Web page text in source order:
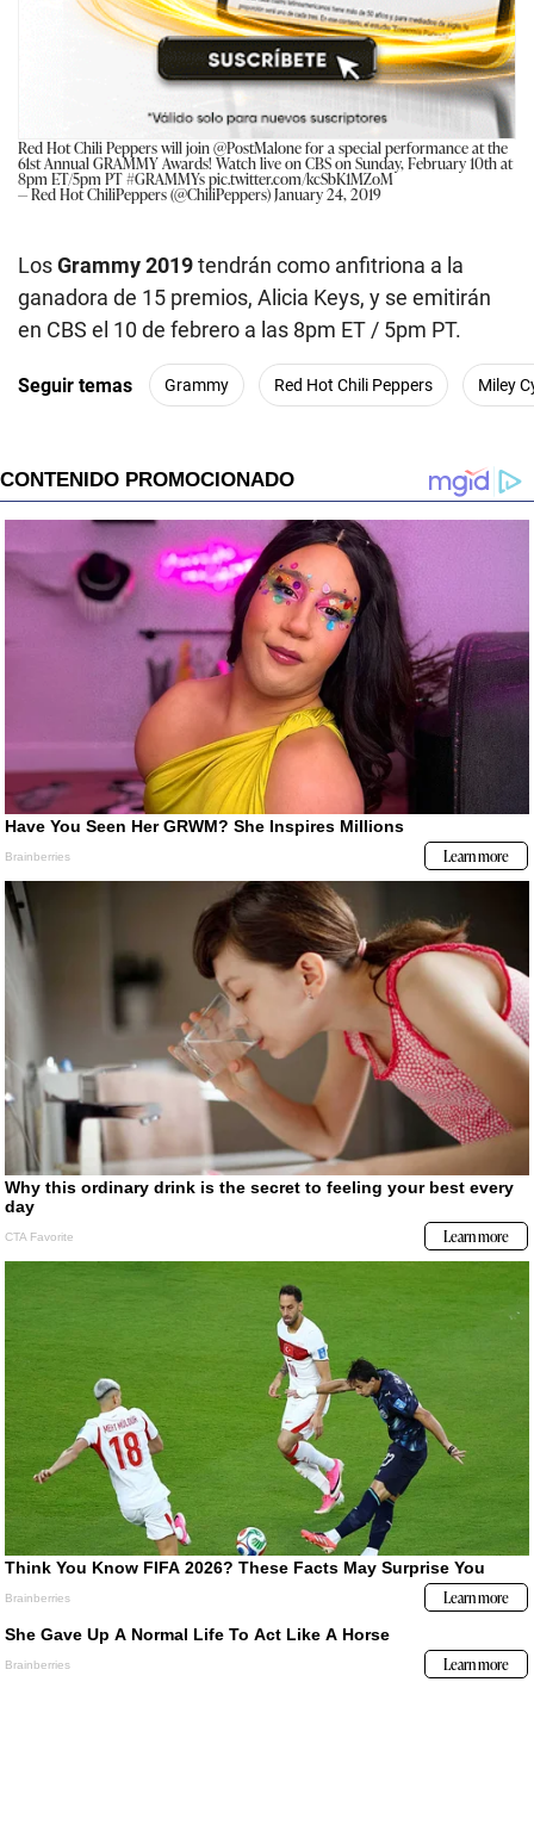
Red Hot Chili Peppers will join@PostMalonefor a special performance at the
61st Annual GRAMMY Awards! Watch live on CBS on Sunday, February 10th at
8pm ET/5pm PT#GRAMMYspic.twitter.com/kcSbK1MZoM
— Red Hot ChiliPeppers (@ChiliPeppers)January 24, 2019
LosGrammy 2019tendrán como anfitriona a la
ganadora de 15 premios, Alicia Keys, y se emitirán
en CBS el 10 de febrero a las 8pm ET / 5pm PT.
Seguir temas Grammy Red Hot Chili Peppers Miley